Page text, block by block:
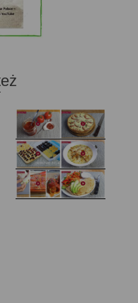
Domowy ketchup (bez
cukru)
Tarta francuska z
cebulą i pomidorem
Domowe żelki
Zupa kurkowa z
selerem i pietruszką